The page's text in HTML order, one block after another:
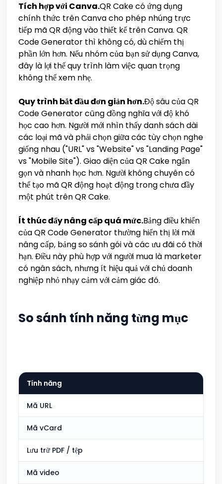
Tích hợp với Canva.QR Cake có ứng dụng
chính thức trên Canva cho phép nhúng trực
tiếp mã QR động vào thiết kế trên Canva. QR
Code Generator thì không có, dù chiếm thị
phần lớn hơn. Nếu nhóm của bạn sử dụng Canva,
đây là lợi thế quy trình làm việc quan trọng
không thể xem nhẹ.
Quy trình bắt đầu đơn giản hơn.Độ sâu của QR
Code Generator cũng đồng nghĩa với độ khó
học cao hơn. Người mới nhìn thấy danh sách dài
các loại mã và phải chọn giữa các tùy chọn nghe
giống nhau ("URL" vs "Website" vs "Landing Page"
vs "Mobile Site"). Giao diện của QR Cake ngắn
gọn và nhanh học hơn. Người không chuyên có
thể tạo mã QR động hoạt động trong chưa đầy
một phút trên QR Cake.
Ít thúc đẩy nâng cấp quá mức.Bảng điều khiển
của QR Code Generator thường hiển thị lời mời
nâng cấp, bảng so sánh gói và các ưu đãi có thời
hạn. Điều này phù hợp với người mua là marketer
có ngân sách, nhưng ít hiệu quả với chủ doanh
nghiệp nhỏ nhạy cảm với cảm giác đó.
So sánh tính năng từng mục
Tính năng
Mã URL
Mã vCard
Lưu trữ PDF / tệp
Mã video